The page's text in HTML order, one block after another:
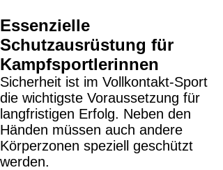
Essenzielle
Schutzausrüstung für
Kampfsportlerinnen
Sicherheit ist im Vollkontakt-Sport
die wichtigste Voraussetzung für
langfristigen Erfolg. Neben den
Händen müssen auch andere
Körperzonen speziell geschützt
werden.